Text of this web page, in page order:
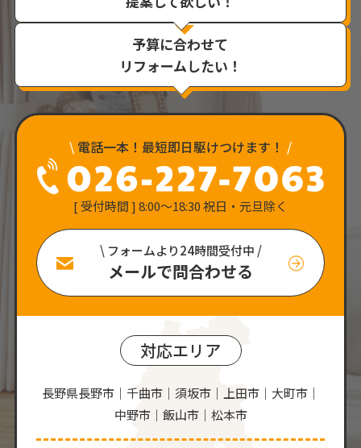
予算に合わせて
リフォームしたい！
\ 電話一本！最短即日駆けつけます！ /
[ 受付時間 ] 8:00〜18:30 祝日・元旦除く
\ フォームより24時間受付中 /
メールで問合わせる
対応エリア
長野県長野市｜千曲市｜須坂市｜上田市｜大町市｜
中野市｜飯山市｜松本市